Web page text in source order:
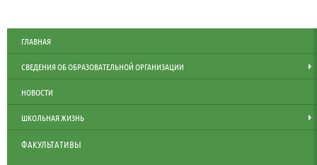
ГЛАВНАЯ
СВЕДЕНИЯ ОБ ОБРАЗОВАТЕЛЬНОЙ ОРГАНИЗАЦИИ
НОВОСТИ
ШКОЛЬНАЯ ЖИЗНЬ
ФАКУЛЬТАТИВЫ